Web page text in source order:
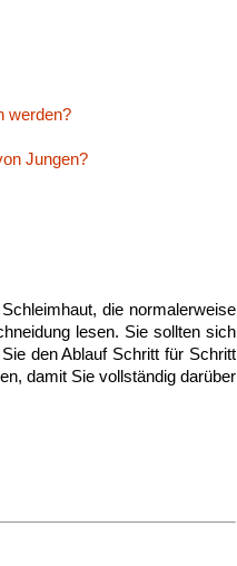
werden?
Jungen?
die normalerweise
lesen. Sie sollten sich
den Ablauf Schritt für Schritt
damit Sie vollständig darüber